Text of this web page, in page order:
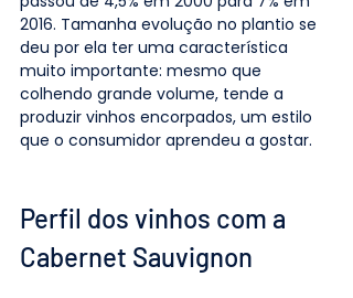
2016. Tamanha evolução no plantio se
deu por ela ter uma característica
muito importante: mesmo que
colhendo grande volume, tende a
produzir vinhos encorpados, um estilo
que o consumidor aprendeu a gostar.
Perfil dos vinhos com a
Cabernet Sauvignon